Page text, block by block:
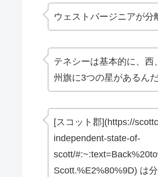
ウェストバージニアが分
テネシーは基本的に、西
州旗に3つの星があるんだ
[スコット郡](https://
independent-state-of-
scott/
Scott.%E2%80%9D) は